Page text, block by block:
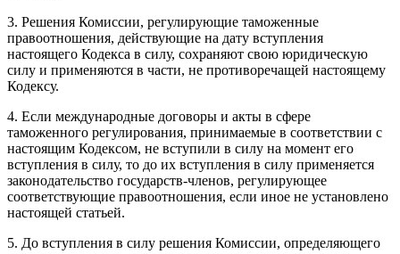
3. Решения Комиссии, регулирующие таможенные
правоотношения, действующие на дату вступления
настоящего Кодекса в силу, сохраняют свою юридическую
силу и применяются в части, не противоречащей настоящему
Кодексу.
4. Если международные договоры и акты в сфере
таможенного регулирования, принимаемые в соответствии с
настоящим Кодексом, не вступили в силу на момент его
вступления в силу, то до их вступления в силу применяется
законодательство государств-членов, регулирующее
соответствующие правоотношения, если иное не установлено
настоящей статьей.
5. До вступления в силу решения Комиссии, определяющего